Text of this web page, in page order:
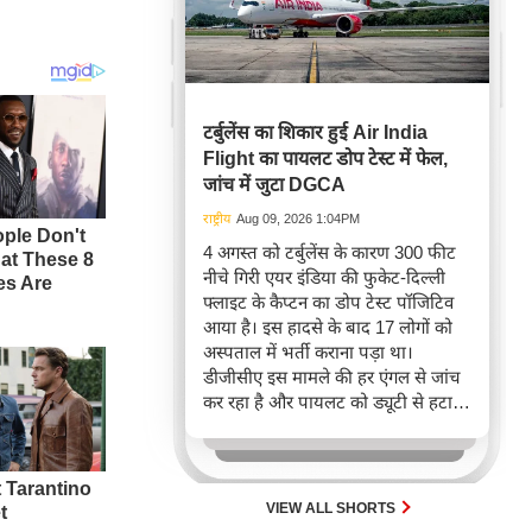
टर्बुलेंस का शिकार हुई Air India
Flight का पायलट डोप टेस्ट में फेल,
जांच में जुटा DGCA
राष्ट्रीय Aug 09, 2026 1:04PM
4 अगस्त को टर्बुलेंस के कारण 300 फीट
नीचे गिरी एयर इंडिया की फुकेट-दिल्ली
फ्लाइट के कैप्टन का डोप टेस्ट पॉजिटिव
आया है। इस हादसे के बाद 17 लोगों को
अस्पताल में भर्ती कराना पड़ा था।
डीजीसीए इस मामले की हर एंगल से जांच
कर रहा है और पायलट को ड्यूटी से हटा
VIEW ALL SHORTS